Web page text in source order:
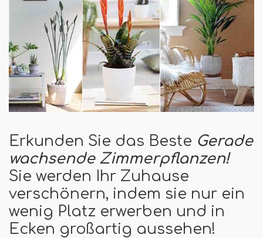
Erkunden Sie das Beste Gerade
wachsende Zimmerpflanzen!
Sie werden Ihr Zuhause
verschönern, indem sie nur ein
wenig Platz erwerben und in
Ecken großartig aussehen!